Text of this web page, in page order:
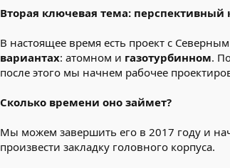
Вторая ключевая тема: перспективный
В настоящее время есть проект с
вариантах: атомном и газотурбинном.
после этого мы начнем рабочее
Сколько времени оно займет?
Мы можем завершить его в 2017 году и
произвести закладку головного корпуса.